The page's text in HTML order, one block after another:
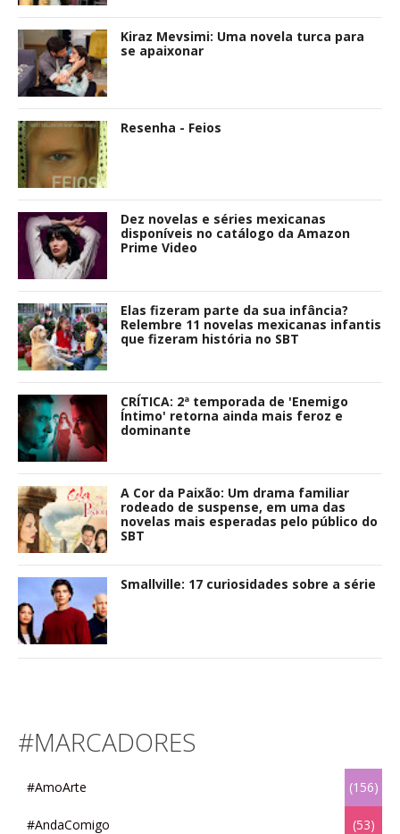
Kiraz Mevsimi: Uma novela turca para
se apaixonar
Resenha - Feios
Dez novelas e séries mexicanas
disponíveis no catálogo da Amazon
Prime Video
Elas fizeram parte da sua infância?
Relembre 11 novelas mexicanas infantis
que fizeram história no SBT
CRÍTICA: 2ª temporada de 'Enemigo
Íntimo' retorna ainda mais feroz e
dominante
A Cor da Paixão: Um drama familiar
rodeado de suspense, em uma das
novelas mais esperadas pelo público do
SBT
Smallville: 17 curiosidades sobre a série
#MARCADORES
#AmoArte (156)
#AndaComigo (53)